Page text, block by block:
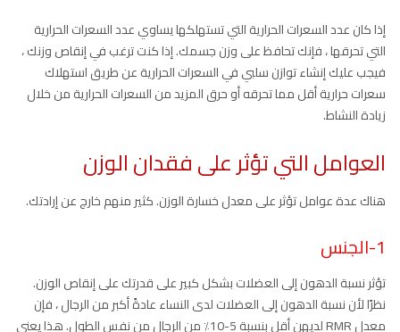
إذا كان عدد السعرات الحرارية التي تستهلكها يساوي عدد السعرات الحرارية
التي تحرقها ، فإنك تحافظ على وزن جسمك. إذا كنت ترغب في إنقاص وزنك ،
فيجب عليك إنشاء توازن سلبي في السعرات الحرارية عن طريق استهلاك
سعرات حرارية أقل مما تحرقه أو حرق المزيد من السعرات الحرارية من خلال
زيادة النشاط.
العوامل التي تؤثر على فقدان الوزن
هناك عدة عوامل تؤثر على معدل خسارة الوزن. كثير منهم خارج عن إرادتك.
1-الجنس
تؤثر نسبة الدهون إلى العضلات بشكل كبير على قدرتك على إنقاص الوزن.
نظرًا لأن نسبة الدهون إلى العضلات لدى النساء عادةً أكبر من الرجال ، فإن
معدل RMR لديهن أقل بنسبة 5-10٪ من الرجال من نفس الطول. هذا يعني